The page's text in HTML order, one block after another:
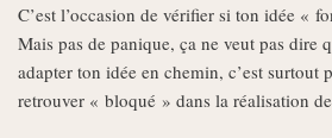
C’est l’occasion de vérifier si ton idée «
Mais pas de panique, ça ne veut pas dire
adapter ton idée en chemin, c’est surtout
retrouver « bloqué » dans la réalisation